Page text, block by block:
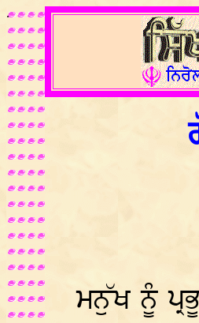
.
ਮਨੁੱਖ ਨੂੰ